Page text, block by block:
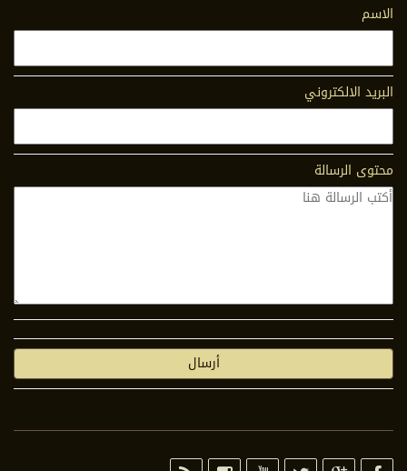
الاسم
البريد الالكتروني
محتوى الرسالة